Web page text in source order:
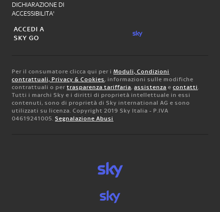
DICHIARAZIONE DI
ACCESSIBILITA'
ACCEDI A
SKY GO
Per il consumatore clicca qui per i Moduli, Condizioni
contrattuali, Privacy & Cookies, informazioni sulle modifiche
contrattuali o per trasparenza tariffaria, assistenza e contatti.
Tutti i marchi Sky e i diritti di proprietà intellettuale in essi
contenuti, sono di proprietà di Sky international AG e sono
utilizzati su licenza. Copyright 2019 Sky Italia - P.IVA
04619241005. Segnalazione Abusi